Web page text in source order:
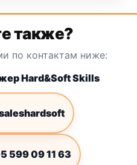
также?
по контактам ниже:
Hard&Soft Skills
599 09 11 63